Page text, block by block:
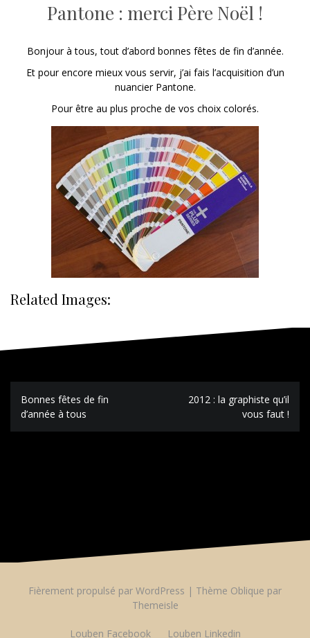
Pantone : merci Père Noël !
Bonjour à tous, tout d’abord bonnes fêtes de fin d’année.
Et pour encore mieux vous servir, j’ai fais l’acquisition d’un
nuancier Pantone.
Pour être au plus proche de vos choix colorés.
Related Images:
Navigation
de
l’article
Bonnes fêtes de fin
d’année à tous
2012 : la graphiste qu’il
vous faut !
Fièrement propulsé par WordPress | Thème Oblique par
Themeisle
Louben Facebook Louben Linkedin